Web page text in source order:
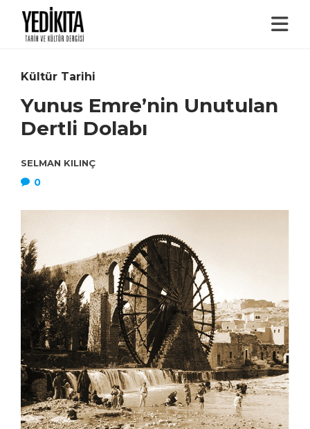
Kültür Tarihi
Yunus Emre’nin Unutulan
Dertli Dolabı
SELMAN KILINÇ
0